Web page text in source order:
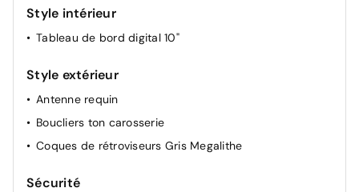
Répétiteurs latéraux à LED
Rétroviseurs extérieurs électriques, dégivrants et
Siège conducteur semi - électrique
Signature lumineuse en "Y" à LED
Volant Soft Feel
Style intérieur
Tableau de bord digital 10"
Style extérieur
Antenne requin
Boucliers ton carosserie
Coques de rétroviseurs Gris Megalithe
Sécurité